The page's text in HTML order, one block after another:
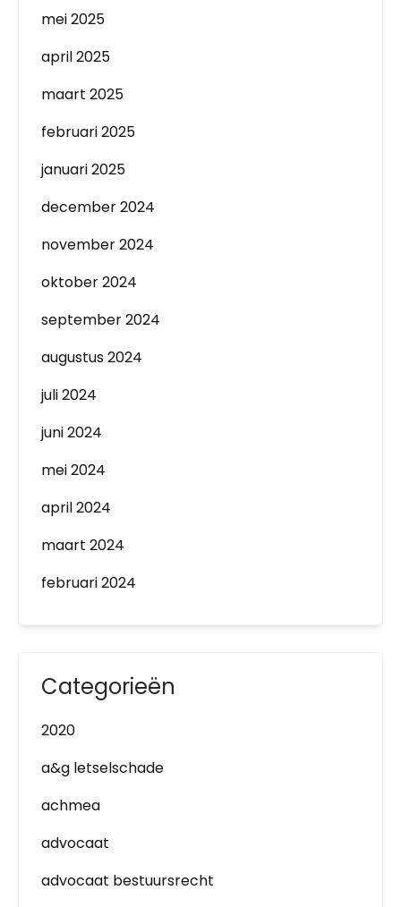
mei 2025
april 2025
maart 2025
februari 2025
januari 2025
december 2024
november 2024
oktober 2024
september 2024
augustus 2024
juli 2024
juni 2024
mei 2024
april 2024
maart 2024
februari 2024
Categorieën
2020
a&g letselschade
achmea
advocaat
advocaat bestuursrecht